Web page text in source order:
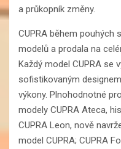
a průkopník změny.
CUPRA během pouhých
modelů a prodala na
Každý model CUPRA se
sofistikovaným
výkony. Plnohodnotné
modely CUPRA Ateca,
CUPRA Leon, nově
model CUPRA; CUPRA